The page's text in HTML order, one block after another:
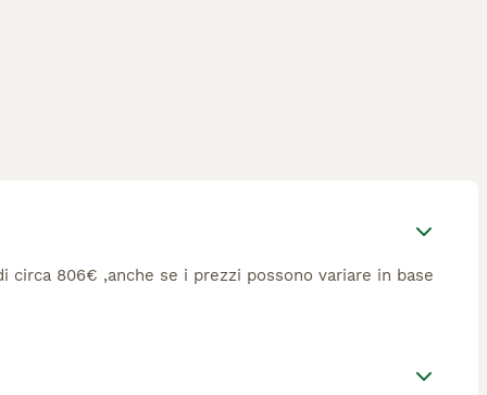
806€ ,anche se i prezzi possono variare in base